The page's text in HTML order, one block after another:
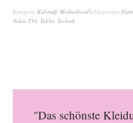
Kategorie Kidsstuff, MotherhoodSchlagwörter
Nokia T10, Tablet, Technik
"Das schönste